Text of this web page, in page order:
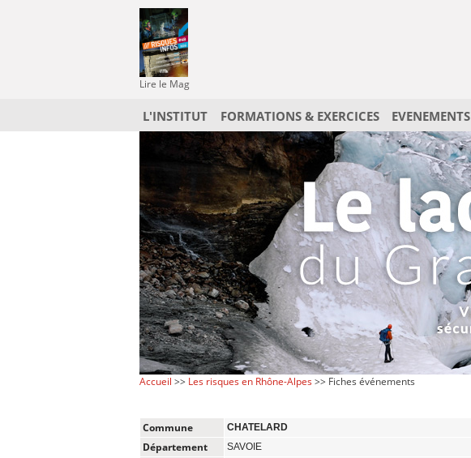
Lire le Mag
L'INSTITUT FORMATIONS & EXERCICES EVENEMENTS
Accueil >> Les risques en Rhône-Alpes>> Fiches événements
Commune CHATELARD
Département SAVOIE